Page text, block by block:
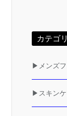
カテゴ
▶メンズ
▶スキンケ